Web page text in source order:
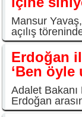
Mansur
açılış
Erdoğan
‘Ben
Adalet
Erdoğan